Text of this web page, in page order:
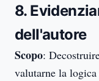
8.
dell'autore
Scopo:
valutarne la